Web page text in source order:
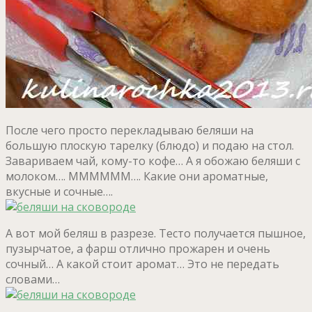
После чего просто перекладываю беляши на
большую плоскую тарелку (блюдо) и подаю на стол.
Завариваем чай, кому-то кофе… А я обожаю беляши с
молоком…. ММММММ…. Какие они ароматные,
вкусные и сочные….
А вот мой беляш в разрезе. Тесто получается пышное,
пузырчатое, а фарш отлично прожарен и очень
сочный… А какой стоит аромат… Это не передать
словами…